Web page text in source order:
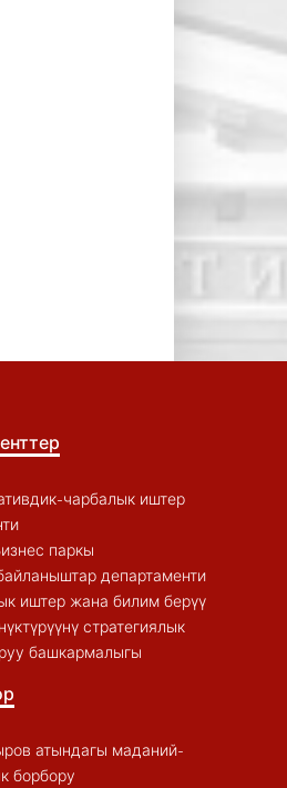
чарбалык иштер
паркы
департаменти
иштер жана билим берүү
стратегиялык
башкармалыгы
атындагы маданий-
борбору